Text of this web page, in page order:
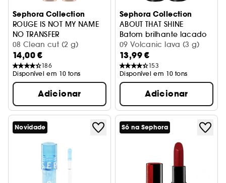
Sephora Collection
ROUGE IS NOT MY NAME
NO TRANSFER
Batom mate sem transferência
08 Clean cut (2 g)
14,00 €
186
Disponível em 10 tons
Adicionar
Sephora Collection
ABOUT THAT SHINE
Batom brilhante lacado
09 Volcanic lava (3 g)
13,99 €
153
Disponível em 10 tons
Adicionar
Novidade Só na Sephora